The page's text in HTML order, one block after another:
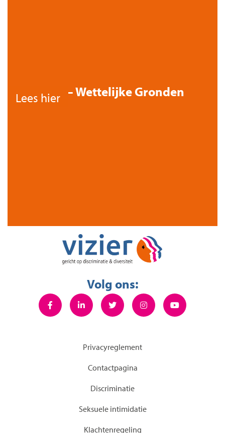
Niet – Wettelijke Gronden
Lees hier
Volg ons:
Privacyreglement
Contactpagina
Discriminatie
Seksuele intimidatie
KIachtenregeling